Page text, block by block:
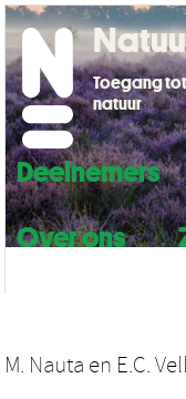
Deelnemers
Over ons
Toegang
natuur
M. Nauta en E.C.